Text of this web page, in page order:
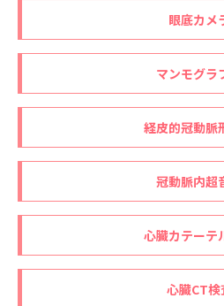
眼底カメ
マンモグラ
経皮的冠動脈
冠動脈内超
心臓カテーテ
心臓CT検